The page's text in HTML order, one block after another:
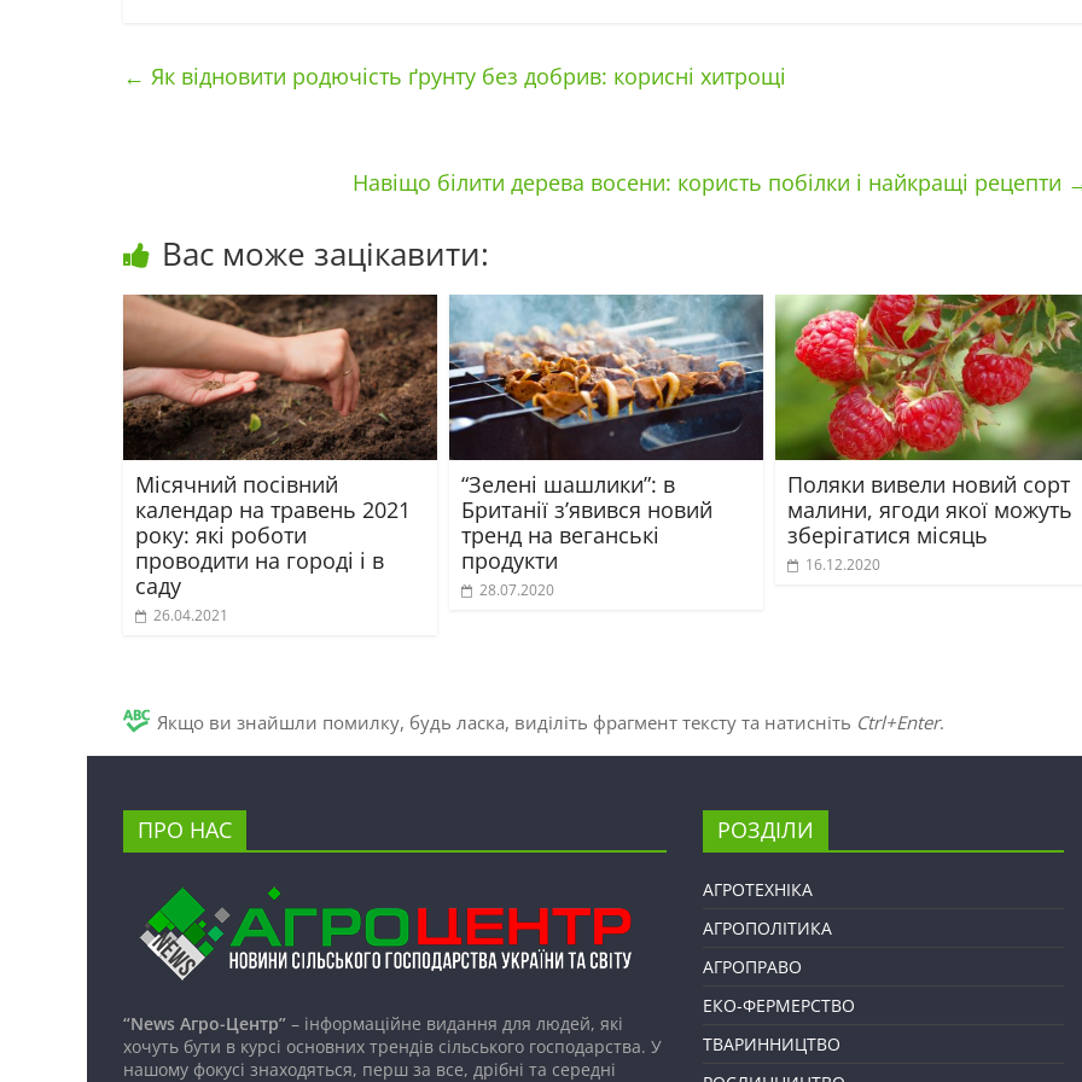
← Як відновити родючість ґрунту без добрив: корисні хитрощі
Навіщо білити дерева восени: користь побілки і найкращі рецепти
Вас може зацікавити:
Місячний посівний
календар на травень 2021
року: які роботи
проводити на городі і в
саду
26.04.2021
“Зелені шашлики”: в
Британії з’явився новий
тренд на веганські
продукти
28.07.2020
Поляки вивели новий сорт
малини, ягоди якої можуть
зберігатися місяць
16.12.2020
Якщо ви знайшли помилку, будь ласка, виділіть фрагмент тексту та натисніть Ctrl+Enter.
ПРО НАС
“News Агро-Центр” – інформаційне видання для людей, які
хочуть бути в курсі основних трендів сільського господарства. У
нашому фокусі знаходяться, перш за все, дрібні та середні
РОЗДІЛИ
АГРОТЕХНІКА
АГРОПОЛІТИКА
АГРОПРАВО
ЕКО-ФЕРМЕРСТВО
ТВАРИННИЦТВО